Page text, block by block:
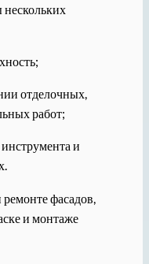
отделочных,
работ;
и
фасадов,
и монтаже